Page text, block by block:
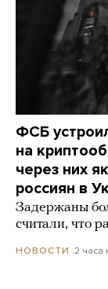
ФСБ
на
через них
россиян в
Задержаны
считали, что
НОВОСТИ 2 часа